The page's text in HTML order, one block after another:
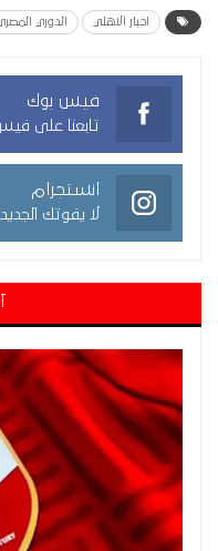
اخبار الاهلي الدوري المصري
فيس بوك
تابعنا على
انستجرام
لا يفوتك